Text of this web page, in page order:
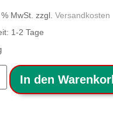
MwSt. zzgl.Versandkosten
1-2 Tage
In den